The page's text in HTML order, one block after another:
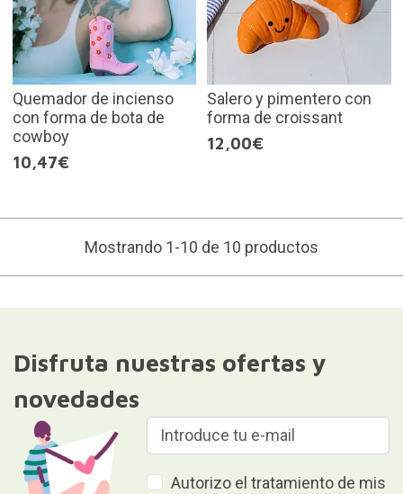
Quemador de incienso
con forma de bota de
cowboy
10,47€
Salero y pimentero con
forma de croissant
12,00€
Mostrando 1-10 de 10 productos
Disfruta nuestras ofertas y
novedades
Autorizo el tratamiento de mis